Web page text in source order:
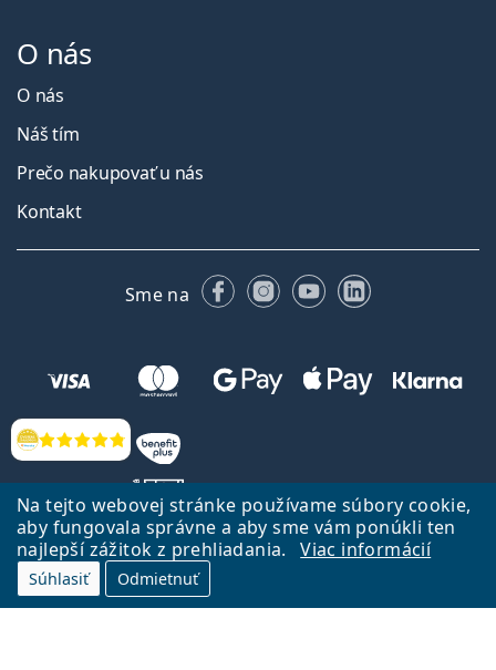
Na tejto webovej stránke používame súbory cookie,
aby fungovala správne a aby sme vám ponúkli ten
najlepší zážitok z prehliadania.
Viac informácií
Súhlasiť Odmietnuť
Hodnotenia
O nás
O nás
Náš tím
Prečo nakupovať u nás
Kontakt
Sme na FacebookuInstagrame
YouTubeLinkedIn
Späť na Úvodnu stránku
Lentiamo.sk vlastní a prevádzkuje spoločnosť Lentiamo s.r.o., Česká